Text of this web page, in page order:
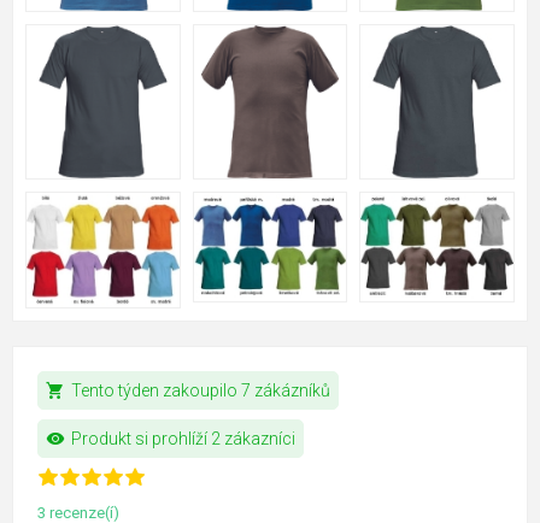
shopping_cart Tento týden zakoupilo 7 zákázníků
visibility Produkt si prohlíží 2 zákazníci
3 recenze(í)